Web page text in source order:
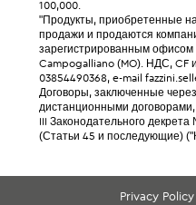
100,000.
"Продукты, приобретенные
продажи и продаются
зарегистрированным офисом
Campogalliano (MO). НДС, CF
03854490368, e-mail
Договоры, заключенные
дистанционными
III Законодательного
(Статьи 45 и последующие)
Privacy Policy